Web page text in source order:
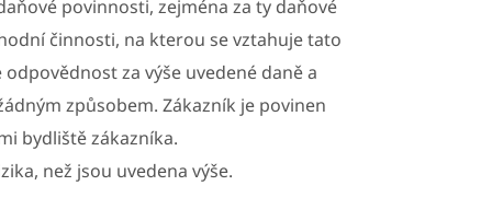
povinnosti, zejména za ty daňové
činnosti, na kterou se vztahuje tato
za výše uvedené daně a
způsobem. Zákazník je povinen
bydliště zákazníka.
než jsou uvedena výše.